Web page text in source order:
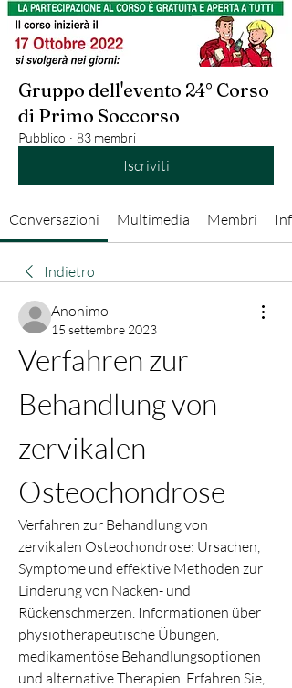
Gruppo dell'evento 24° Corso
di Primo Soccorso
Pubblico · 83 membri
Iscriviti
Conversazioni Multimedia Membri Info
Indietro
Anonimo
15 settembre 2023
Verfahren zur
Behandlung von
zervikalen
Osteochondrose
Verfahren zur Behandlung von
zervikalen Osteochondrose: Ursachen,
Symptome und effektive Methoden zur
Linderung von Nacken- und
Rückenschmerzen. Informationen über
physiotherapeutische Übungen,
medikamentöse Behandlungsoptionen
und alternative Therapien. Erfahren Sie,